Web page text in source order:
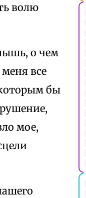
волю
о чем
все
бы
мое,